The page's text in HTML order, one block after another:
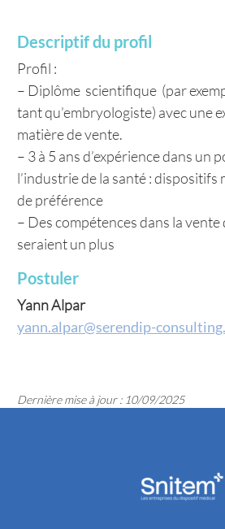
Descriptif du profil
Profil :
– Diplôme scientifique (par
tant qu’embryologiste) avec une
matière de vente.
– 3 à 5 ans d’expérience dans un
l’industrie de la santé : dispositifs
de préférence
– Des compétences dans la vente
seraient un plus
Postuler
Yann Alpar
yann.alpar@serendip-
Dernière mise à jour : 10/09/2025